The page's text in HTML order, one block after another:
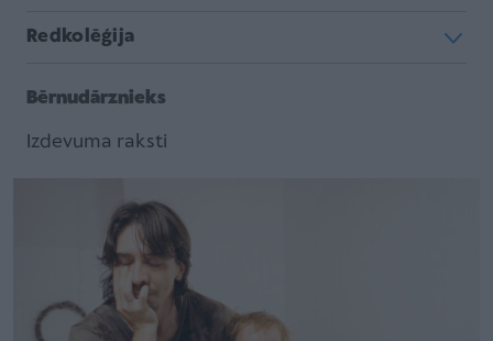
Redkolēģija
Bērnudārznieks
Izdevuma raksti